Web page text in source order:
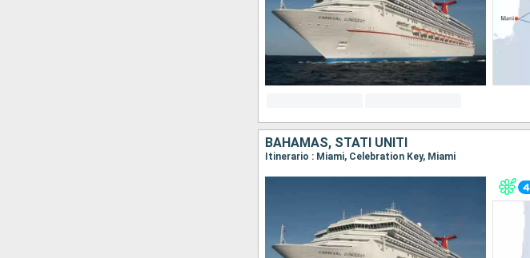
BAHAMAS, STATI UNITI
Itinerario : Miami, Celebration Key, Miami